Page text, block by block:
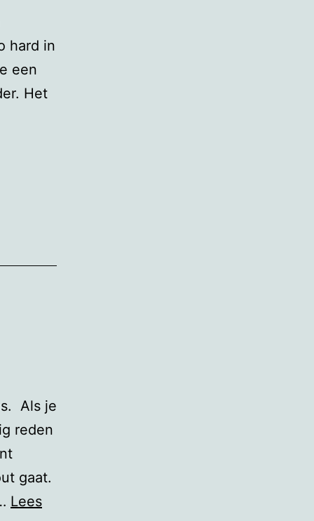
hard in
een
Het
Als je
reden
gaat.
Lees